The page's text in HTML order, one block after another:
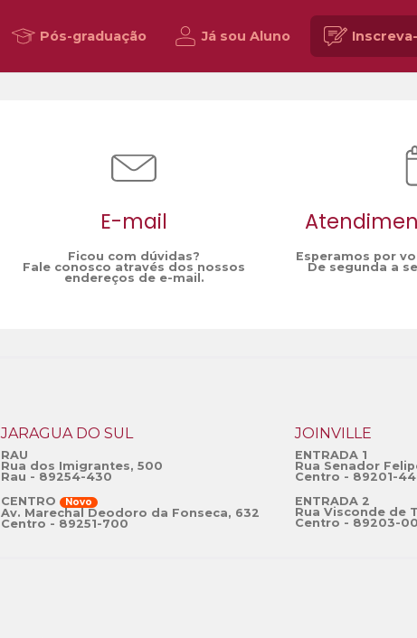
Pós-graduação Já sou Aluno
E-mail
Ficou com dúvidas?
Fale conosco através dos nossos
endereços de e-mail.
Esperamos por
De segunda a
JARAGUÁ DO SUL
RAU
Rua dos Imigrantes, 500
Rau - 89254-430
CENTRO
Novo
Av. Marechal Deodoro da Fonseca, 632
Centro - 89251-700
JOINVILLE
ENTRADA 1
Rua Senador
Centro - 89201-
ENTRADA 2
Rua Visconde de
Centro - 89203-